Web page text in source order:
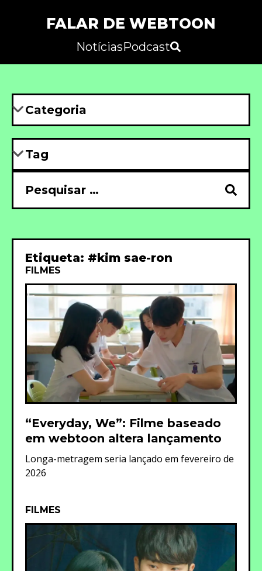
FALAR DE WEBTOON
NotíciasPodcast
Etiqueta: #kim sae-ron
FILMES
“Everyday, We”: Filme baseado
em webtoon altera lançamento
Longa-metragem seria lançado em fevereiro de
2026
FILMES